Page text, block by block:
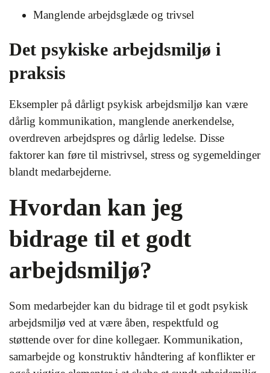
Manglende arbejdsglæde og trivsel
Det psykiske arbejdsmiljø i
praksis
Eksempler på dårligt psykisk arbejdsmiljø kan være
dårlig kommunikation, manglende anerkendelse,
overdreven arbejdspres og dårlig ledelse. Disse
faktorer kan føre til mistrivsel, stress og sygemeldinger
blandt medarbejderne.
Hvordan kan jeg
bidrage til et godt
arbejdsmiljø?
Som medarbejder kan du bidrage til et godt psykisk
arbejdsmiljø ved at være åben, respektfuld og
støttende over for dine kollegaer. Kommunikation,
samarbejde og konstruktiv håndtering af konflikter er